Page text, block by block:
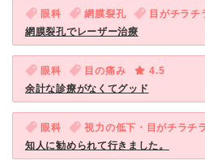
眼科 網膜裂孔 目がチラチ
網膜裂孔でレーザー治療
眼科 目の痛み
4.5
余計な診療がなくてグッド
眼科 視力の低下・目がチラチ
知人に勧められて行きました。